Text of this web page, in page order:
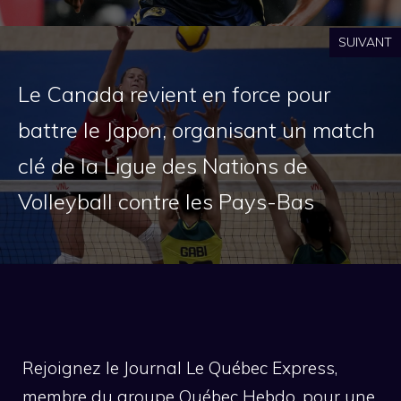
SUIVANT
Le Canada revient en force pour
battre le Japon, organisant un match
clé de la Ligue des Nations de
Volleyball contre les Pays-Bas
Rejoignez le Journal Le Québec Express,